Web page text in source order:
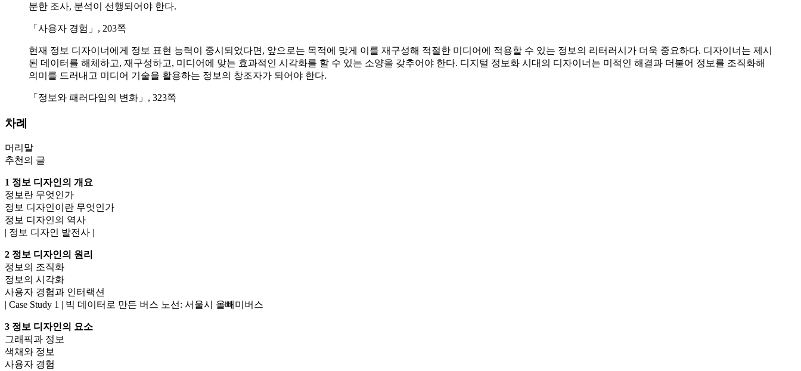
분한 조사, 분석이 선행되어야 한다.
「사용자 경험」, 203쪽
현재 정보 디자이너에게 정보 표현 능력이 중시되었다면, 앞으로는 목적에 맞게 이를 재구성해 적절한 미디어에 적용할 수 있는 정보의 리터러시가 더욱 중요하다. 디자이너는 제시
된 데이터를 해체하고, 재구성하고, 미디어에 맞는 효과적인 시각화를 할 수 있는 소양을 갖추어야 한다. 디지털 정보화 시대의 디자이너는 미적인 해결과 더불어 정보를 조직화해
의미를 드러내고 미디어 기술을 활용하는 정보의 창조자가 되어야 한다.
「정보와 패러다임의 변화」, 323쪽
차례
머리말
추천의 글
1 정보 디자인의 개요
정보란 무엇인가
정보 디자인이란 무엇인가
정보 디자인의 역사
| 정보 디자인 발전사 |
2 정보 디자인의 원리
정보의 조직화
정보의 시각화
사용자 경험과 인터랙션
| Case Study 1 | 빅 데이터로 만든 버스 노선: 서울시 올빼미버스
3 정보 디자인의 요소
그래픽과 정보
색채와 정보
사용자 경험